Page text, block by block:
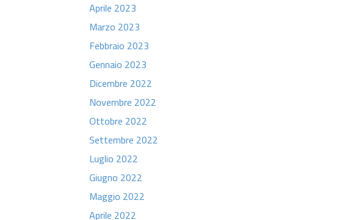
Aprile 2023
Marzo 2023
Febbraio 2023
Gennaio 2023
Dicembre 2022
Novembre 2022
Ottobre 2022
Settembre 2022
Luglio 2022
Giugno 2022
Maggio 2022
Aprile 2022